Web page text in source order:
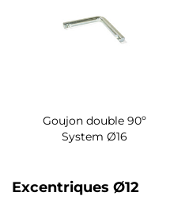
Goujon double 90º
System Ø16
Excentriques Ø12